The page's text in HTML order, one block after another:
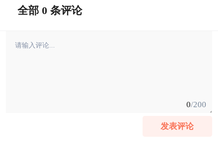
全部 0 条评论
0/200
发表评论